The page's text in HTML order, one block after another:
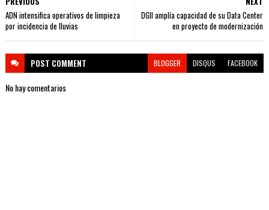
DGII amplía capacidad de su Data Center
en proyecto de modernización
ADN intensifica operativos de limpieza
por incidencia de lluvias
POST COMMENT BLOGGER DISQUS FACEBOOK
No hay comentarios